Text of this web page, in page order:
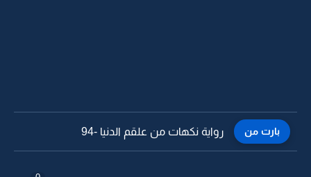
بارت من رواية نكهات من علقم الدنيا -93